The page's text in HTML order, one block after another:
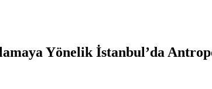
Yönelik İstanbul’da